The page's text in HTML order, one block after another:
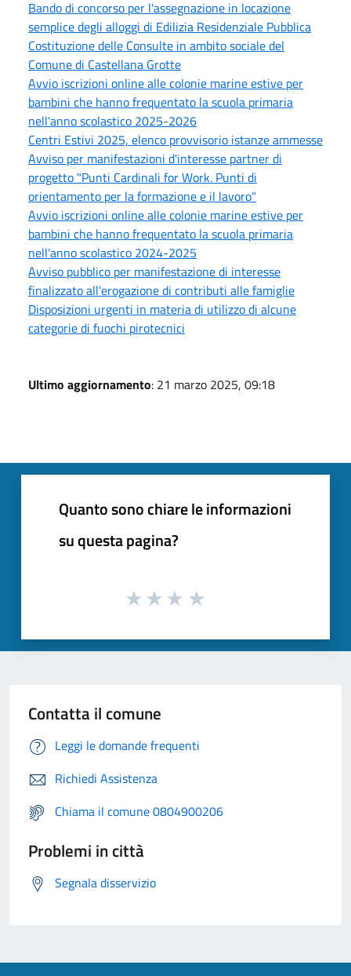
Bando di concorso per l'assegnazione in locazione
semplice degli alloggi di Edilizia Residenziale Pubblica
Costituzione delle Consulte in ambito sociale del
Comune di Castellana Grotte
Avvio iscrizioni online alle colonie marine estive per
bambini che hanno frequentato la scuola primaria
nell'anno scolastico 2025-2026
Centri Estivi 2025, elenco provvisorio istanze ammesse
Avviso per manifestazioni d'interesse partner di
progetto "Punti Cardinali for Work. Punti di
orientamento per la formazione e il lavoro"
Avvio iscrizioni online alle colonie marine estive per
bambini che hanno frequentato la scuola primaria
nell'anno scolastico 2024-2025
Avviso pubblico per manifestazione di interesse
finalizzato all'erogazione di contributi alle famiglie
Disposizioni urgenti in materia di utilizzo di alcune
categorie di fuochi pirotecnici
Ultimo aggiornamento: 21 marzo 2025, 09:18
Quanto sono chiare le informazioni
su questa pagina?
Contatta il comune
Leggi le domande frequenti
Richiedi Assistenza
Chiama il comune 0804900206
Problemi in città
Segnala disservizio